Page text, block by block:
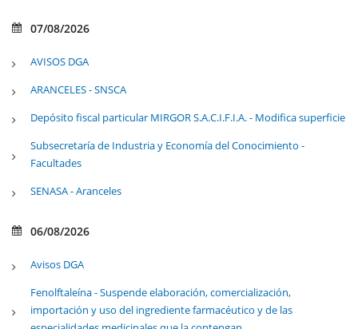
07/08/2026
AVISOS DGA
ARANCELES - SNSCA
Depósito fiscal particular MIRGOR S.A.C.I.F.I.A. - Modifica superficie
Subsecretaría de Industria y Economía del Conocimiento -
Facultades
SENASA - Aranceles
06/08/2026
Avisos DGA
Fenolftaleína - Suspende elaboración, comercialización,
importación y uso del ingrediente farmacéutico y de las